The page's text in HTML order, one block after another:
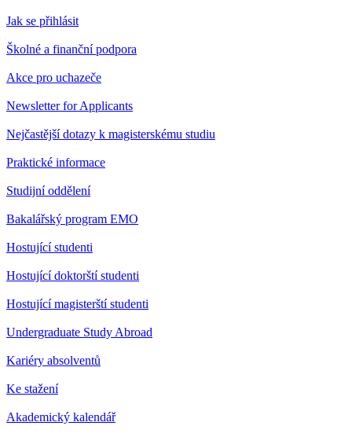
Jak se přihlásit
Školné a finanční podpora
Akce pro uchazeče
Newsletter for Applicants
Nejčastější dotazy k magisterskému studiu
Praktické informace
Studijní oddělení
Bakalářský program EMO
Hostující studenti
Hostující doktorští studenti
Hostující magisterští studenti
Undergraduate Study Abroad
Kariéry absolventů
Ke stažení
Akademický kalendář